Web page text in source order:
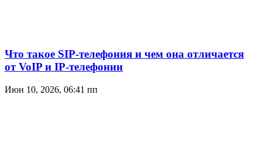
Что такое SIP-телефония и чем она отличается
от VoIP и IP-телефонии
Июн 10, 2026, 06:41 пп